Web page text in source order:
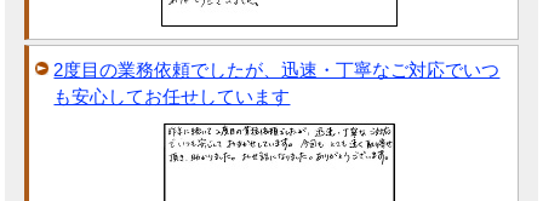
2度目の業務依頼でしたが、迅速・丁寧なご対応でいつ
も安心してお任せしています